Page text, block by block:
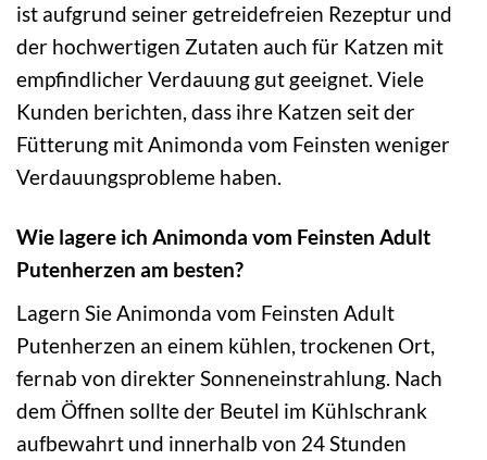
ist aufgrund seiner getreidefreien Rezeptur und
der hochwertigen Zutaten auch für Katzen mit
empfindlicher Verdauung gut geeignet. Viele
Kunden berichten, dass ihre Katzen seit der
Fütterung mit Animonda vom Feinsten weniger
Verdauungsprobleme haben.
Wie lagere ich Animonda vom Feinsten Adult
Putenherzen am besten?
Lagern Sie Animonda vom Feinsten Adult
Putenherzen an einem kühlen, trockenen Ort,
fernab von direkter Sonneneinstrahlung. Nach
dem Öffnen sollte der Beutel im Kühlschrank
aufbewahrt und innerhalb von 24 Stunden